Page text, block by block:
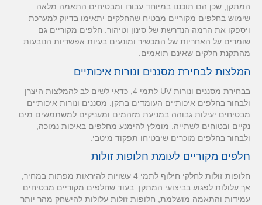
המתקן, שכן הם תוכננו במיוחד עבורו ומבטיחים התאמה מלאה.
שימוש בחלפים מקוריים מבטיח שהחלקים יתאימו בדיוק למערכת
ויספקו את הרמה הנדרשת של סינון וטיהור. חלפים מקוריים גם
שומרים על האחריות של המכשיר ומונעים בעיות אפשריות הנובעות
מהתקנת חלקים שאינם תואמים.
המלצות לבחירת מסננים ונורות איכותיים
בבחירת מסננים ונורות UV לתמי 4, כדאי לשים לב להמלצות היצרן
ולבחור בחלפים איכותיים העומדים בתקן. מסננים ונורות איכותיים
מבטיחים יעילות גבוהה במניעת מזהמים ומעניקים למשתמשים מים
נקיים ובטוחים לשתייה. מומלץ להימנע מחלפים באיכות נמוכה,
ולבחור בחלפים מוכרים שיבטיחו תפקוד מיטבי.
חלפים מקוריים לעומת חלופות זולות
חלופות זולות לחלקי חילוף לתמי 4 עשויות להיראות מפתות במחיר,
אך עלולות לפגוע בביצועי המתקן. בעוד שחלפים מקוריים מבטיחים
עמידות והתאמה מושלמת, חלופות זולות עלולות להישחק מהר יותר